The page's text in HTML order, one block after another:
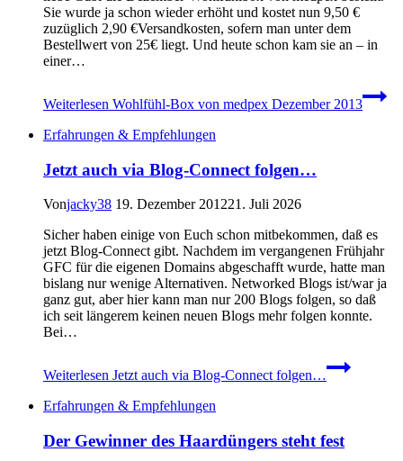
Sie wurde ja schon wieder erhöht und kostet nun 9,50 €
zuzüglich 2,90 €Versandkosten, sofern man unter dem
Bestellwert von 25€ liegt. Und heute schon kam sie an – in
einer…
Weiterlesen Wohlfühl-Box von medpex Dezember 2013
Erfahrungen & Empfehlungen
Jetzt auch via Blog-Connect folgen…
Vonjacky38 19. Dezember 201221. Juli 2026
Sicher haben einige von Euch schon mitbekommen, daß es
jetzt Blog-Connect gibt. Nachdem im vergangenen Frühjahr
GFC für die eigenen Domains abgeschafft wurde, hatte man
bislang nur wenige Alternativen. Networked Blogs ist/war ja
ganz gut, aber hier kann man nur 200 Blogs folgen, so daß
ich seit längerem keinen neuen Blogs mehr folgen konnte.
Bei…
Weiterlesen Jetzt auch via Blog-Connect folgen…
Erfahrungen & Empfehlungen
Der Gewinner des Haardüngers steht fest